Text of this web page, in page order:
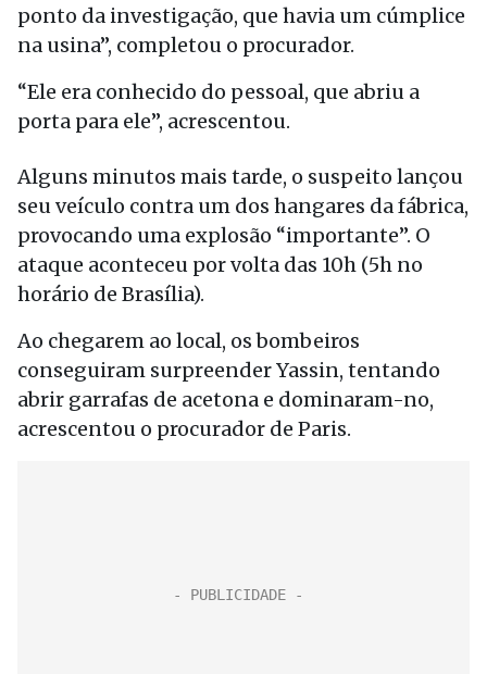
ponto da investigação, que havia um cúmplice
na usina”, completou o procurador.
“Ele era conhecido do pessoal, que abriu a
porta para ele”, acrescentou.
Alguns minutos mais tarde, o suspeito lançou
seu veículo contra um dos hangares da fábrica,
provocando uma explosão “importante”. O
ataque aconteceu por volta das 10h (5h no
horário de Brasília).
Ao chegarem ao local, os bombeiros
conseguiram surpreender Yassin, tentando
abrir garrafas de acetona e dominaram-no,
acrescentou o procurador de Paris.